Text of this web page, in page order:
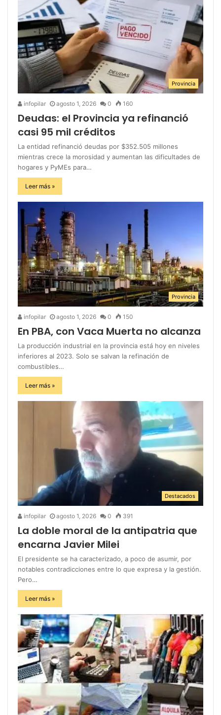
Provincia
infopilar agosto 1, 2026 0 160
Deudas: el Provincia ya refinanció
casi 95 mil créditos
La entidad refinanció deudas por $352.505 millones
mientras crece la morosidad y aumentan las dificultades de
hogares y PyMEs para…
Leer más »
Provincia
infopilar agosto 1, 2026 0 150
En PBA, con Vaca Muerta no alcanza
La producción industrial en la provincia está hoy en niveles
inferiores al 2023. Solo se salvan la refinación de
combustibles…
Leer más »
Destacados
infopilar agosto 1, 2026 0 391
La doble moral de la antipatria que
encarna Javier Milei
El presidente se ha caracterizado, a poco de asumir, por
notables contradicciones entre lo que expresa y la gestión.
Pero…
Leer más »